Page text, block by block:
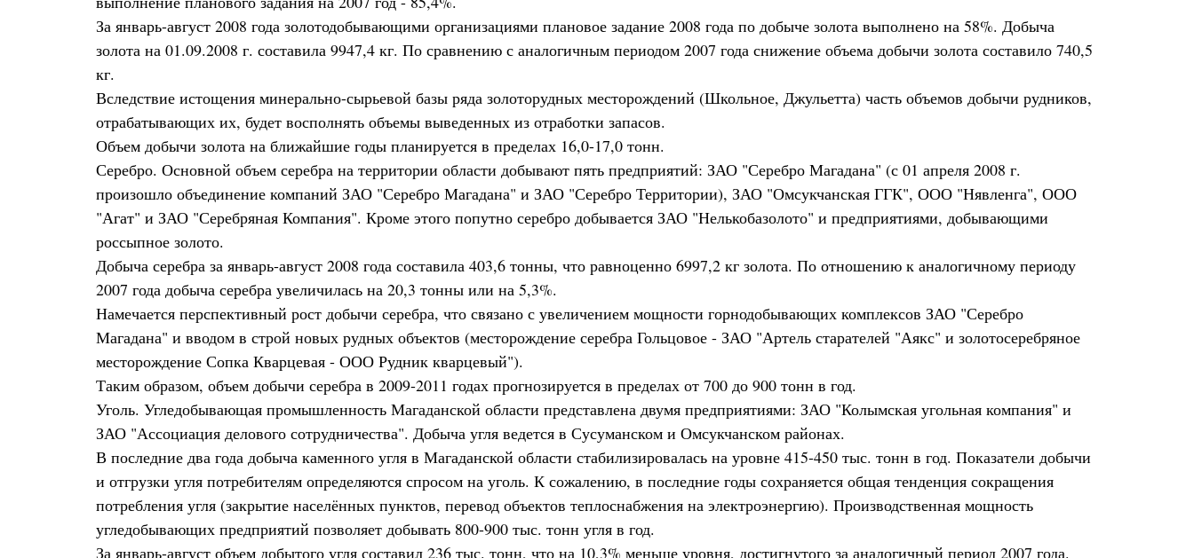
За январь-август 2008 года золотодобывающими организациями плановое задание 2008 года по добыче золота выполнено на 58%. Добыча
золота на 01.09.2008 г. составила 9947,4 кг. По сравнению с аналогичным периодом 2007 года снижение объема добычи золота составило 740,5
кг.
Вследствие истощения минерально-сырьевой базы ряда золоторудных месторождений (Школьное, Джульетта) часть объемов добычи рудников,
отрабатывающих их, будет восполнять объемы выведенных из отработки запасов.
Объем добычи золота на ближайшие годы планируется в пределах 16,0-17,0 тонн.
Серебро. Основной объем серебра на территории области добывают пять предприятий: ЗАО "Серебро Магадана" (с 01 апреля 2008 г.
произошло объединение компаний ЗАО "Серебро Магадана" и ЗАО "Серебро Территории), ЗАО "Омсукчанская ГГК", ООО "Нявленга", ООО
"Агат" и ЗАО "Серебряная Компания". Кроме этого попутно серебро добывается ЗАО "Нелькобазолото" и предприятиями, добывающими
россыпное золото.
Добыча серебра за январь-август 2008 года составила 403,6 тонны, что равноценно 6997,2 кг золота. По отношению к аналогичному периоду
2007 года добыча серебра увеличилась на 20,3 тонны или на 5,3%.
Намечается перспективный рост добычи серебра, что связано с увеличением мощности горнодобывающих комплексов ЗАО "Серебро
Магадана" и вводом в строй новых рудных объектов (месторождение серебра Гольцовое - ЗАО "Артель старателей "Аякс" и золотосеребряное
месторождение Сопка Кварцевая - ООО Рудник кварцевый").
Таким образом, объем добычи серебра в 2009-2011 годах прогнозируется в пределах от 700 до 900 тонн в год.
Уголь. Угледобывающая промышленность Магаданской области представлена двумя предприятиями: ЗАО "Колымская угольная компания" и
ЗАО "Ассоциация делового сотрудничества". Добыча угля ведется в Сусуманском и Омсукчанском районах.
В последние два года добыча каменного угля в Магаданской области стабилизировалась на уровне 415-450 тыс. тонн в год. Показатели добычи
и отгрузки угля потребителям определяются спросом на уголь. К сожалению, в последние годы сохраняется общая тенденция сокращения
потребления угля (закрытие населённых пунктов, перевод объектов теплоснабжения на электроэнергию). Производственная мощность
угледобывающих предприятий позволяет добывать 800-900 тыс. тонн угля в год.
За январь-август объем добытого угля составил 236 тыс. тонн, что на 10,3% меньше уровня, достигнутого за аналогичный период 2007 года.